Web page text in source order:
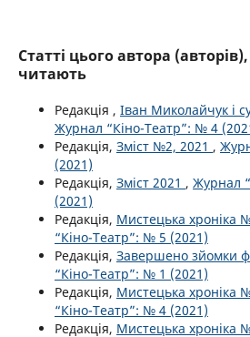
Статті цього автора
читають
Редакція , Іван Миколайчук і
Журнал “Кіно-Театр”: № 4
Редакція, Зміст №2, 2021 ,
(2021)
Редакція, Зміст 2021 , Журнал
(2021)
Редакція, Мистецька хроніка
“Кіно-Театр”: № 5 (2021)
Редакція, Завершено зйомки
“Кіно-Театр”: № 1 (2021)
Редакція, Мистецька хроніка
“Кіно-Театр”: № 4 (2021)
Редакція, Мистецька хроніка